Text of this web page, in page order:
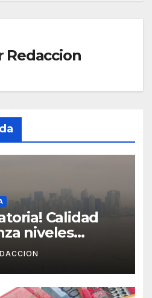
Redaccion
Calidad
niveles
NYC